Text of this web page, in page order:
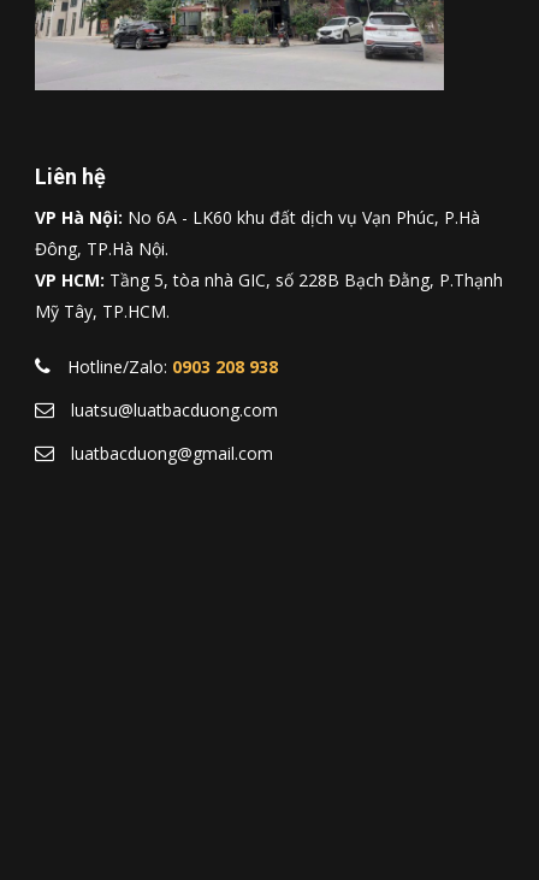
Liên hệ
VP Hà Nội: No 6A - LK60 khu đất dịch vụ Vạn Phúc, P.Hà
Đông, TP.Hà Nội.
VP HCM: Tầng 5, tòa nhà GIC, số 228B Bạch Đằng, P.Thạnh
Mỹ Tây, TP.HCM.
Hotline/Zalo: 0903 208 938
luatsu@luatbacduong.com
luatbacduong@gmail.com